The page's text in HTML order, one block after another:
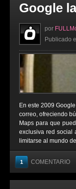
Google
por
Publicado
En este 2009
correo, ofreciendo
Maps para que
exclusiva red social
limitarse al mundo
1 COMENTARIO